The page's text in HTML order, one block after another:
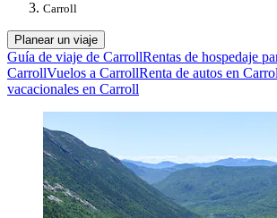
Carroll
Planear un viaje
Guía de viaje de CarrollRentas de hospedaje
CarrollVuelos a CarrollRenta de autos en
vacacionales en Carroll